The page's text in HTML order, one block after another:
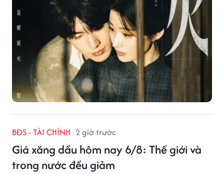
BĐS - TÀI CHÍNH 2 giờ trước
Giá xăng dầu hôm nay 6/8: Thế giới và
trong nước đều giảm